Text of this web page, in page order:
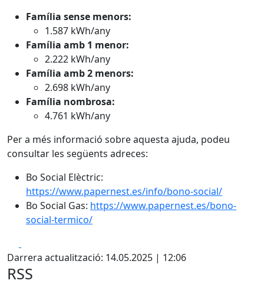
Família sense menors:
1.587 kWh/any
Família amb 1 menor:
2.222 kWh/any
Família amb 2 menors:
2.698 kWh/any
Família nombrosa:
4.761 kWh/any
Per a més informació sobre aquesta ajuda, podeu
consultar les següents adreces:
Bo Social Elèctric:
https://www.papernest.es/info/bono-social/
Bo Social Gas: https://www.papernest.es/bono-
social-termico/
Darrera actualització: 14.05.2025 | 12:06
RSS